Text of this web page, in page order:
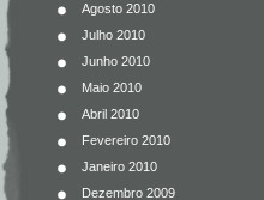
Agosto 2010
Julho 2010
Junho 2010
Maio 2010
Abril 2010
Fevereiro 2010
Janeiro 2010
Dezembro 2009